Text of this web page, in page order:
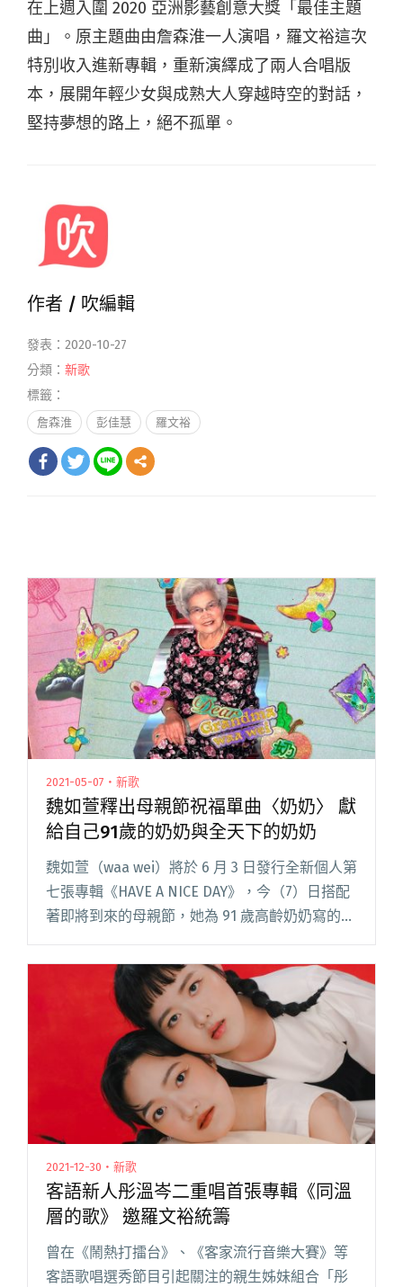
在上週入圍 2020 亞洲影藝創意大獎「最佳主題
曲」。原主題曲由詹森淮一人演唱，羅文裕這次
特別收入進新專輯，重新演繹成了兩人合唱版
本，展開年輕少女與成熟大人穿越時空的對話，
堅持夢想的路上，絕不孤單。
作者 / 吹編輯
發表：2020-10-27
分類： 新歌
標籤：
詹森淮 彭佳慧 羅文裕
2021-05-07・新歌
魏如萱釋出母親節祝福單曲〈奶奶〉 獻
給自己91歲的奶奶與全天下的奶奶
魏如萱（waa wei）將於 6 月 3 日發行全新個人第
七張專輯《HAVE A NICE DAY》，今（7）日搭配
著即將到來的母親節，她為 91 歲高齡奶奶寫的新
歌〈奶奶〉也正式上線。 繼上張專輯的〈彼個所
在〉唱進閩南語、粵語、英語和華語閱讀全文
"魏如萱釋出母親節祝福單曲〈奶奶〉 獻給自己
91歲的奶奶與全天下的奶奶"
2021-12-30・新歌
客語新人彤溫岑二重唱首張專輯《同溫
層的歌》 邀羅文裕統籌
曾在《鬧熱打擂台》、《客家流行音樂大賽》等
客語歌唱選秀節目引起關注的親生姊妹組合「彤